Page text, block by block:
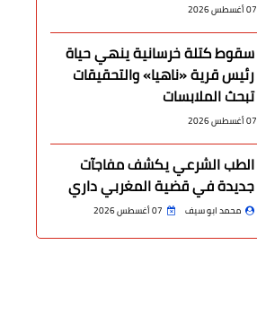
07 أغسطس 2026
سقوط كتلة خرسانية ينهي حياة
رئيس قرية «ناهيا» والتحقيقات
تبحث الملابسات
07 أغسطس 2026
الطب الشرعي يكشف مفاجآت
جديدة في قضية المغربي داري
محمد ابو سيف 07 أغسطس 2026